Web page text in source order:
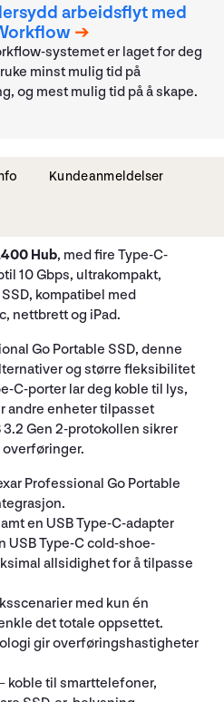
arbeidsflyt med
systemet er laget for deg
minst mulig tid på
og mest mulig tid på å skape.
Kundeanmeldelser
Hub, med fire Type-C-
10 Gbps, ultrakompakt,
kompatibel med
nettbrett og iPad.
Go Portable SSD, denne
og større fleksibilitet
C-porter lar deg koble til lys,
andre enheter tilpasset
Gen 2-protokollen sikrer
overføringer.
Professional Go Portable
en USB Type-C-adapter
USB Type-C cold-shoe-
allsidighet for å tilpasse
med kun én
det totale oppsettet.
gir overføringshastigheter
koble til smarttelefoner,